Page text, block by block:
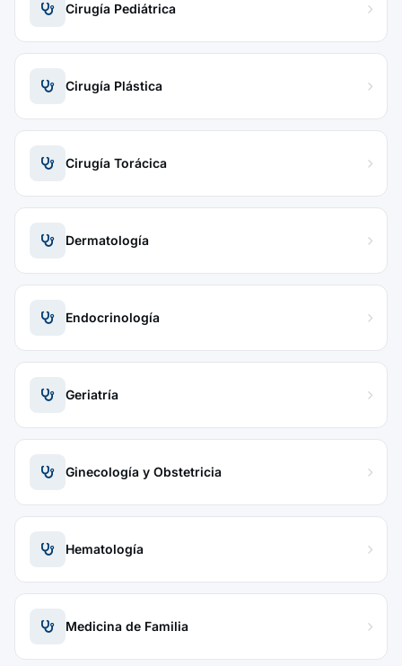
Cirugía Pediátrica
Cirugía Plástica
Cirugía Torácica
Dermatología
Endocrinología
Geriatría
Ginecología y Obstetricia
Hematología
Medicina de Familia